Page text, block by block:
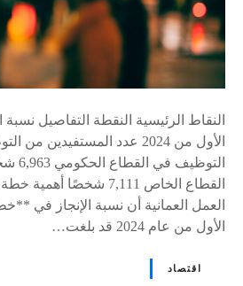
القطاع الخاص 7,111
العمل العمانية أن نسبة الإنجاز في
الأول من عام 2024 قد بلغت…
اقتصاد